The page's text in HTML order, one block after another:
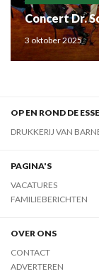
Concert Dr.
3 oktober 2025
OP EN ROND DE
DRUKKERIJ VAN
PAGINA'S
VACATURES
FAMILIEBERICHTEN
OVER ONS
CONTACT
ADVERTEREN